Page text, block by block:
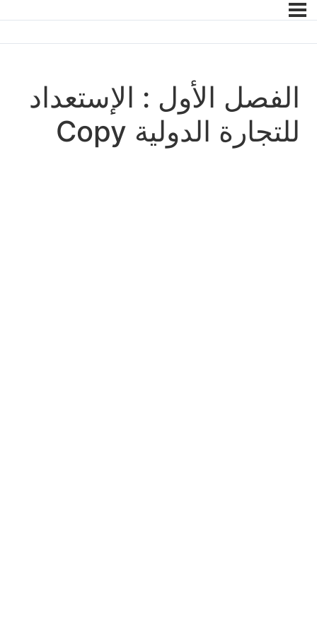
الفصل الأول : الإستعداد
للتجارة الدولية Copy